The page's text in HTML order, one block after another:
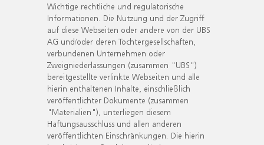
Wichtige rechtliche und regulatorische
Informationen. Die Nutzung und der Zugriff
auf diese Webseiten oder andere von der UBS
AG und/oder deren Tochtergesellschaften,
verbundenen Unternehmen oder
Zweigniederlassungen (zusammen "UBS")
bereitgestellte verlinkte Webseiten und alle
hierin enthaltenen Inhalte, einschließlich
veröffentlichter Dokumente (zusammen
"Materialien"), unterliegen diesem
Haftungsausschluss und allen anderen
veröffentlichten Einschränkungen. Die hierin